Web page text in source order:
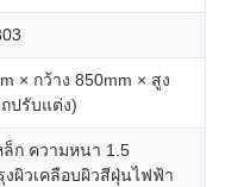
× กว้าง 850mm × สูง
ปรับแต่ง)
ล็ก ความหนา 1.5
งผิวเคลือบผิวสีฝุ่นไฟฟ้า